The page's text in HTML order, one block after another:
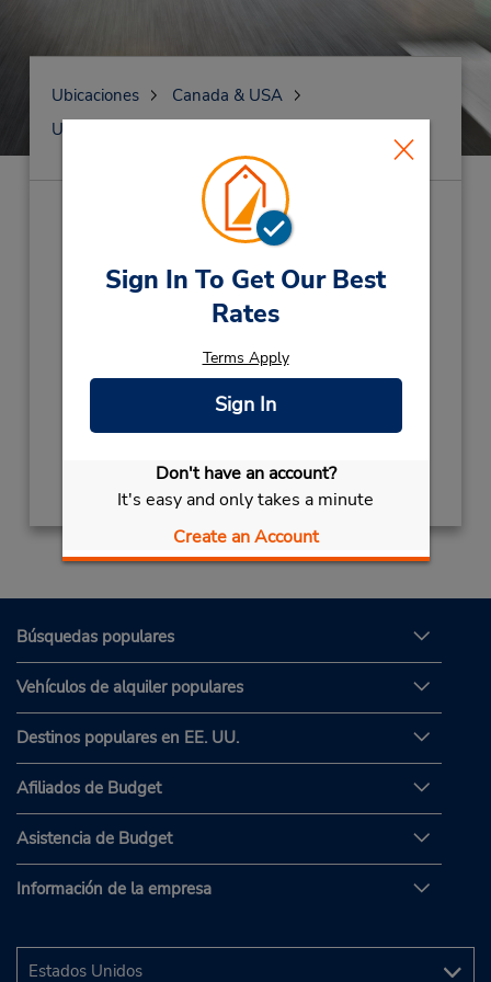
Sign In To Get Our Best
Rates
Terms Apply
Sign In
Don't have an account?
It's easy and only takes a minute
Create an Account
Ubicaciones
Canada & USA
United States
Dirección:
Horario de servicio:
Obtener direcciones
Búsquedas populares
Vehículos de alquiler populares
Destinos populares en EE. UU.
Afiliados de Budget
Asistencia de Budget
Información de la empresa